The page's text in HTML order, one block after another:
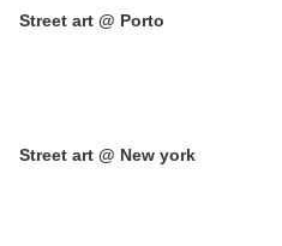
Street art @ Porto
Street art @ New york